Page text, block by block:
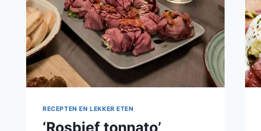
RECEPTEN EN LEKKER ETEN
‘Rosbief tonnato’